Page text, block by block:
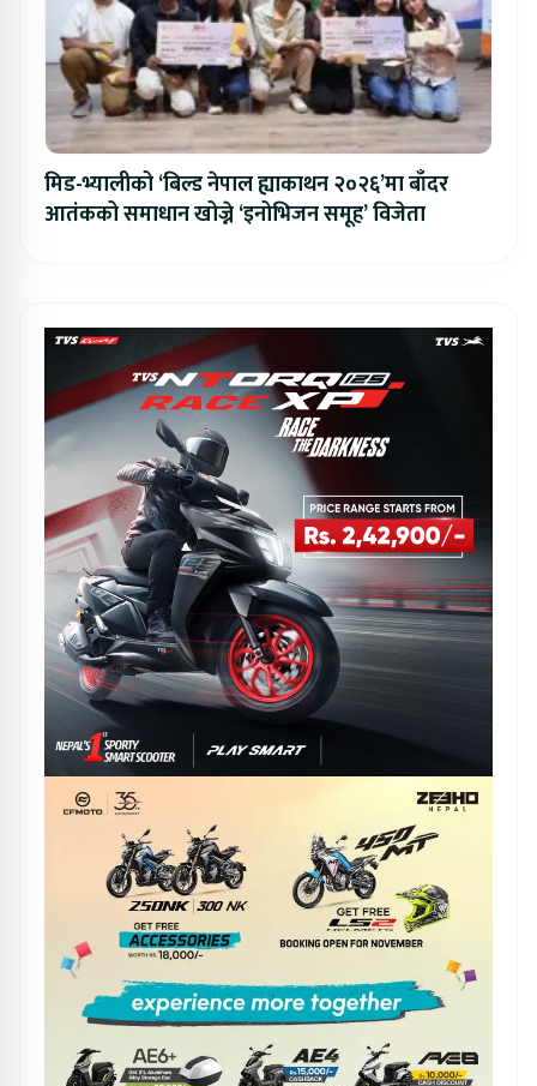
मिड-भ्यालीको ‘बिल्ड नेपाल ह्याकाथन २०२६’मा बाँदर
आतंकको समाधान खोज्ने ‘इनोभिजन समूह’ विजेता